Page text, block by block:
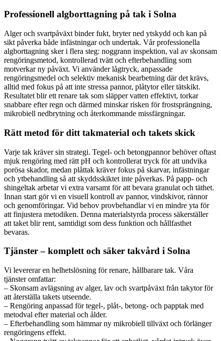
Professionell algborttagning på tak i Solna
Alger och svartpåväxt binder fukt, bryter ned ytskydd och kan på
sikt påverka både infästningar och undertak. Vår professionella
algborttagning sker i flera steg: noggrann inspektion, val av skonsam
rengöringsmetod, kontrollerad tvätt och efterbehandling som
motverkar ny påväxt. Vi använder lågtryck, anpassade
rengöringsmedel och selektiv mekanisk bearbetning där det krävs,
alltid med fokus på att inte stressa pannor, plåtytor eller tätskikt.
Resultatet blir ett renare tak som släpper vatten effektivt, torkar
snabbare efter regn och därmed minskar risken för frostsprängning,
mikrobiell nedbrytning och återkommande missfärgningar.
Rätt metod för ditt takmaterial och takets skick
Varje tak kräver sin strategi. Tegel- och betongpannor behöver oftast
mjuk rengöring med rätt pH och kontrollerat tryck för att undvika
porösa skador, medan plåttak kräver fokus på skarvar, infästningar
och ytbehandling så att skyddsskiktet inte påverkas. På papp- och
shingeltak arbetar vi extra varsamt för att bevara granulat och täthet.
Innan start gör vi en visuell kontroll av pannor, vindskivor, rännor
och genomföringar. Vid behov provbehandlar vi en mindre yta för
att finjustera metodiken. Denna materialstyrda process säkerställer
att taket blir rent, samtidigt som dess funktion och hållfasthet
bevaras.
Tjänster – komplett och säker takvård i Solna
Vi levererar en helhetslösning för renare, hållbarare tak. Våra
tjänster omfattar:
– Skonsam avlägsning av alger, lav och svartpåväxt från takytor för
att återställa takets utseende.
– Rengöring anpassad för tegel-, plåt-, betong- och papptak med
metodval efter material och ålder.
– Efterbehandling som hämmar ny mikrobiell tillväxt och förlänger
rengöringens effekt.